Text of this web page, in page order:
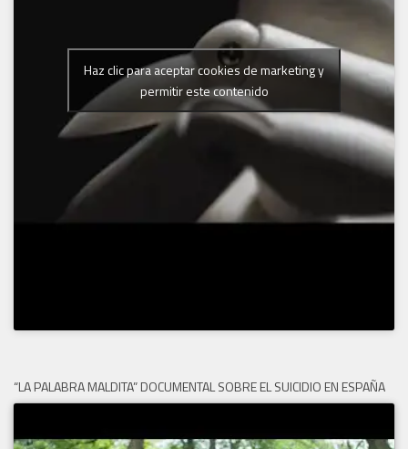
Haz clic para aceptar cookies de marketing y
permitir este contenido
“LA PALABRA MALDITA” DOCUMENTAL SOBRE EL SUICIDIO EN ESPAÑA